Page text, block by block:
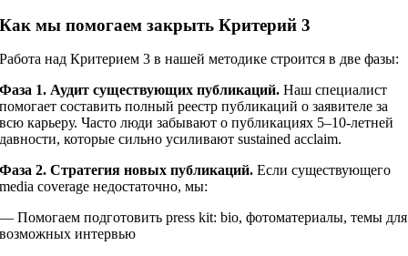
Как мы помогаем закрыть Критерий 3
Работа над Критерием 3 в нашей методике строится в две фазы:
Фаза 1. Аудит существующих публикаций. Наш специалист
помогает составить полный реестр публикаций о заявителе за
всю карьеру. Часто люди забывают о публикациях 5–10-летней
давности, которые сильно усиливают sustained acclaim.
Фаза 2. Стратегия новых публикаций. Если существующего
media coverage недостаточно, мы:
— Помогаем подготовить press kit: bio, фотоматериалы, темы для
возможных интервью